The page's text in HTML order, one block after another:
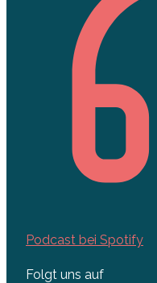
Podcast bei Spotify
Folgt uns auf